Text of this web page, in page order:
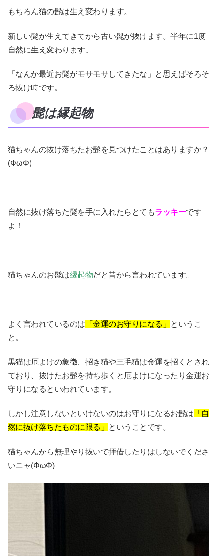
もちろん猫の髭は生え変わります。
新しい髭が生えてきてから古い髭が抜けます。半年に1度
自然に生え変わります。
「なんか最近お髭がモサモサしてきたな」と思えばそろそ
ろ抜け時です。
髭は縁起物
猫ちゃんの抜け落ちたお髭を見つけたことはありますか？
(ΦωΦ)
自然に抜け落ちた髭を手に入れたらとてもラッキーです
よ！
猫ちゃんのお髭は縁起物だと昔から言われています。
よく言われているのは 「金運のお守りになる」
というこ
と。
黒猫は厄よけの象徴、招き猫や三毛猫は金運を招くとされ
ており、抜けたお髭を持ち歩くと厄よけになったり金運お
守りになるといわれています。
しかし注意しないといけないのはお守りになるお髭は 「自
然に抜け落ちたものに限る」
ということです。
猫ちゃんから無理やり抜いて拝借したりはしないでくださ
いニャ(ΦωΦ)